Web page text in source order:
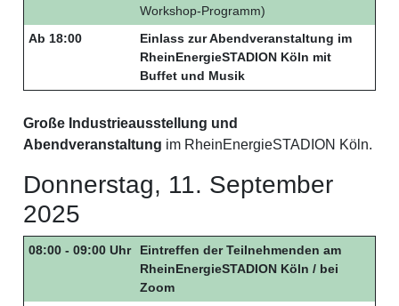
Workshop-Programm)
Ab 18:00
Einlass zur Abendveranstaltung im
RheinEnergieSTADION Köln mit
Buffet und Musik
Große Industrieausstellung und
Abendveranstaltung im RheinEnergieSTADION Köln.
Donnerstag, 11. September
2025
08:00 - 09:00 Uhr
Eintreffen der Teilnehmenden am
RheinEnergieSTADION Köln / bei
Zoom